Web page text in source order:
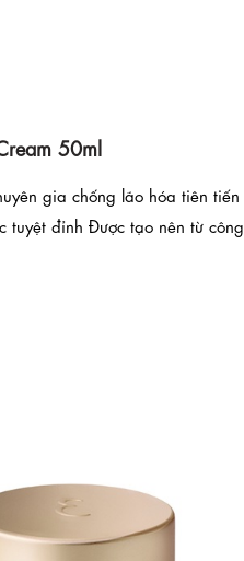
50ml
gia chống lão hóa tiên tiến
tuyệt đỉnh Được tạo nên từ